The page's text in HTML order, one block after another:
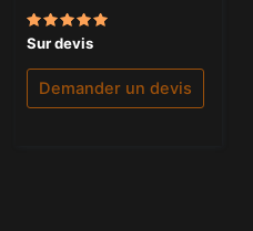
Note
5.00
sur 5
Sur devis
Demander un devis